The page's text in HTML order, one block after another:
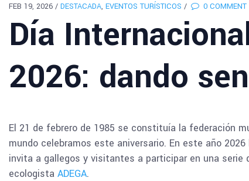
FEB 19, 2026 / DESTACADA, EVENTOS TURÍSTICOS / 0 COMMENT
Día
2026: dando
El 21 de febrero de 1985 se constituía la federación
mundo celebramos este aniversario. En este año
invita a gallegos y visitantes a participar en una
ecologista ADEGA.